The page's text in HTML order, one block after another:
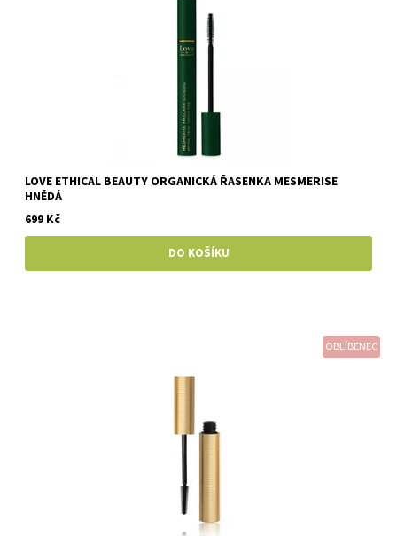
LOVE ETHICAL BEAUTY ORGANICKÁ ŘASENKA MESMERISE
HNĚDÁ
699 Kč
OBLÍBENEC